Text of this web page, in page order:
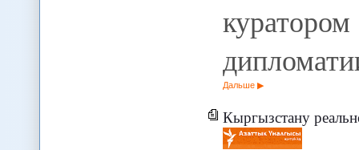
Дальше
Кыргызстану